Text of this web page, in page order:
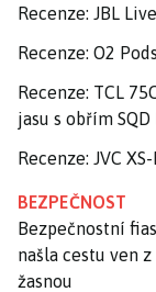
Recenze: JBL
Recenze: O2
Recenze: TCL
jasu s obřím
Recenze: JVC
BEZPEČNOST
Bezpečnostní
našla cestu ven
žasnou